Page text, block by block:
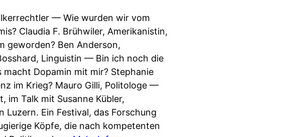
— Wie wurden wir vom
Claudia F. Brühwiler, Amerikanistin,
geworden? Ben Anderson,
Linguistin — Bin ich noch die
Dopamin mit mir? Stephanie
im Krieg? Mauro Gilli, Politologe —
im Talk mit Susanne Kübler,
Luzern. Ein Festival, das Forschung
Köpfe, die nach kompetenten